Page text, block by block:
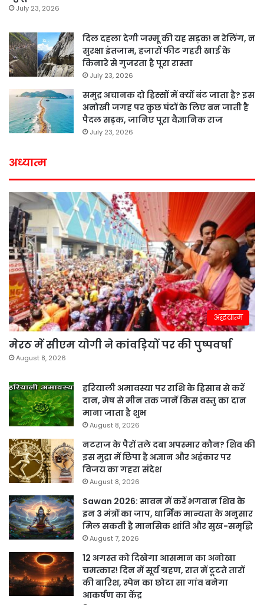
July 23, 2026
दिल दहला देगी जम्मू की यह सड़क! न रेलिंग, न
सुरक्षा इंतजाम, हजारों फीट गहरी खाई के
किनारे से गुजरता है पूरा रास्ता
July 23, 2026
समुद्र अचानक दो हिस्सों में क्यों बंट जाता है? इस
अनोखी जगह पर कुछ घंटों के लिए बन जाती है
पैदल सड़क, जानिए पूरा वैज्ञानिक राज
July 23, 2026
अध्यात्म
अद्धयात्म
मेरठ में सीएम योगी ने कांवड़ियों पर की पुष्पवर्षा
August 8, 2026
हरियाली अमावस्या पर राशि के हिसाब से करें
दान, मेष से मीन तक जानें किस वस्तु का दान
माना जाता है शुभ
August 8, 2026
नटराज के पैरों तले दबा अपस्मार कौन? शिव की
इस मुद्रा में छिपा है अज्ञान और अहंकार पर
विजय का गहरा संदेश
August 8, 2026
Sawan 2026: सावन में करें भगवान शिव के
इन 3 मंत्रों का जाप, धार्मिक मान्यता के अनुसार
मिल सकती है मानसिक शांति और सुख-समृद्धि
August 7, 2026
12 अगस्त को दिखेगा आसमान का अनोखा
चमत्कार! दिन में सूर्य ग्रहण, रात में टूटते तारों
की बारिश, स्पेन का छोटा सा गांव बनेगा
आकर्षण का केंद्र